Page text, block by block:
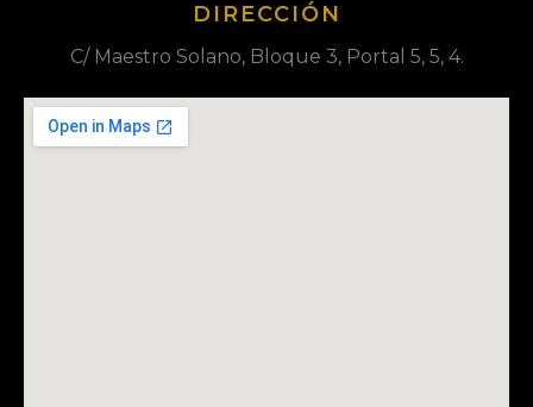
DIRECCIÓN
C/ Maestro Solano, Bloque 3, Portal 5, 5, 4.